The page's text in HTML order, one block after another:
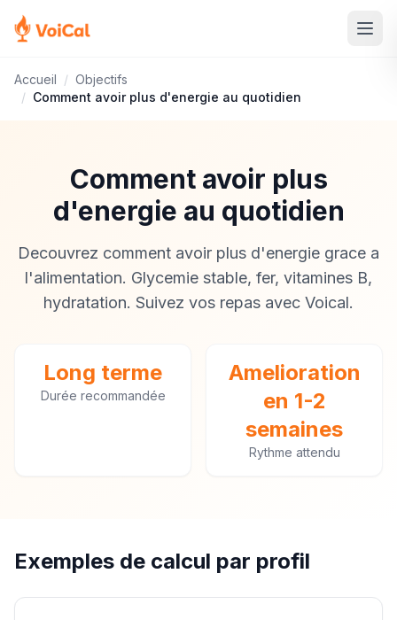
Accueil / Objectifs
/ Comment avoir plus d'energie au quotidien
Comment avoir plus
d'energie au quotidien
Decouvrez comment avoir plus d'energie grace a
l'alimentation. Glycemie stable, fer, vitamines B,
hydratation. Suivez vos repas avec Voical.
Long terme
Durée recommandée
Amelioration
en 1-2
semaines
Rythme attendu
Exemples de calcul par profil